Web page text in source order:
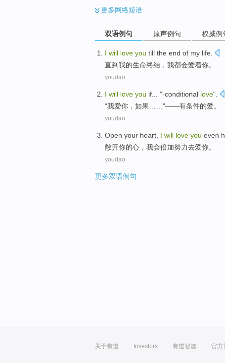
更多网络短语
双语例句 原声例句 权威例
I will love you till the end of my life.
直到我的生命终结 ， 我都会爱着你。
youdao
I will love you if ... "-conditional love".
“我爱你 ， 如果 ……”——有条件的爱。
youdao
Open your heart I will love you even
敞开你的心 ， 我会倍加努力去爱你。
youdao
更多双语例句
关于有道 Investors 有道智选 官方